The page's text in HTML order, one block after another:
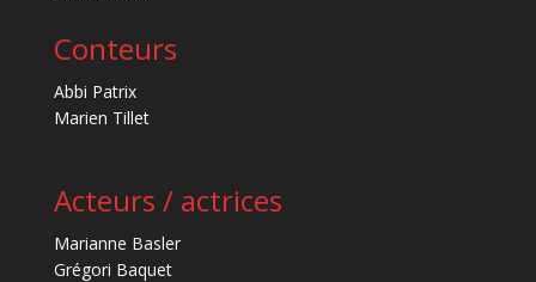
Conteurs
Abbi Patrix
Marien Tillet
Acteurs / actrices
Marianne Basler
Grégori Baquet